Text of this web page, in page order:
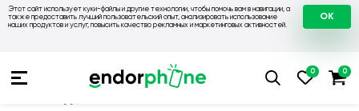
Этот сайт использует куки-файлы и другие технологии, чтобы помочь вам в навигации, а
также предоставить лучший пользовательский опыт, анализировать использование
наших продуктов и услуг, повысить качество рекламных и маркетинговых активностей.
OK
💙 Чехлы на Xiaomi 💛 Чехол для Xiaomi